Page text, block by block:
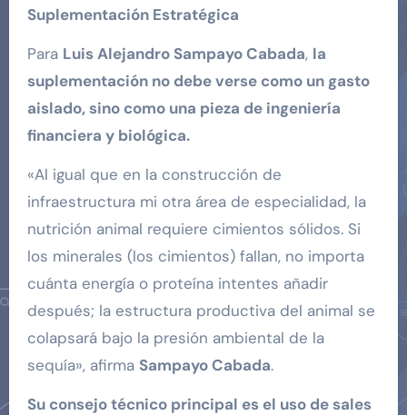
Suplementación Estratégica
Para Luis Alejandro Sampayo Cabada, la
suplementación no debe verse como un gasto
aislado, sino como una pieza de ingeniería
financiera y biológica.
«Al igual que en la construcción de
infraestructura mi otra área de especialidad, la
nutrición animal requiere cimientos sólidos. Si
los minerales (los cimientos) fallan, no importa
cuánta energía o proteína intentes añadir
después; la estructura productiva del animal se
colapsará bajo la presión ambiental de la
sequía», afirma Sampayo Cabada.
Su consejo técnico principal es el uso de sales